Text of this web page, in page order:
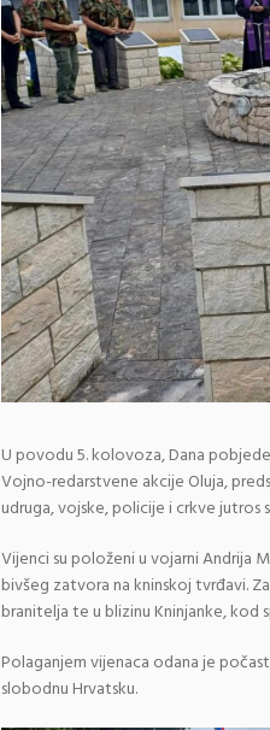
U povodu 5. kolovoza, Dana
Vojno-redarstvene akcije Oluja,
udruga, vojske, policije i crkve
Vijenci su položeni u vojarni Andrija
bivšeg zatvora na kninskoj tvrđavi.
branitelja te u blizinu Kninjanke, kod
Polaganjem vijenaca odana je
slobodnu Hrvatsku.